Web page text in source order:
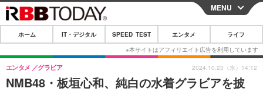
CLOSE
ホーム
IT・デジタル
IT・デジタルTOP スマートフォン
SPEED TEST
MENU
ホーム IT・デジタル SPEED TEST エンタメ ライフ
NMB48・板垣心和、純白の水着グラビアを披
エンタメ グラビア 2024.10.23（水）14:12